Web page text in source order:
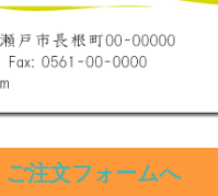
ご注文フォームへ